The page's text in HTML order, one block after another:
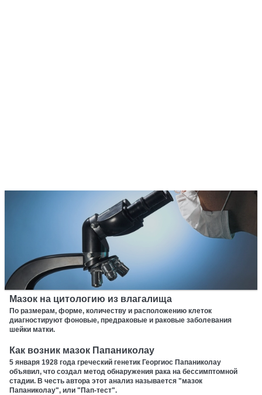
Мазок на цитологию из влагалища
По размерам, форме, количеству и расположению клеток
диагностируют фоновые, предраковые и раковые заболевания
шейки матки.
Как возник мазок Папаниколау
5 января 1928 года греческий генетик Георгиос Папаниколау
объявил, что создал метод обнаружения рака на бессимптомной
стадии. В честь автора этот анализ называется "мазок
Папаниколау", или "Пап-тест".